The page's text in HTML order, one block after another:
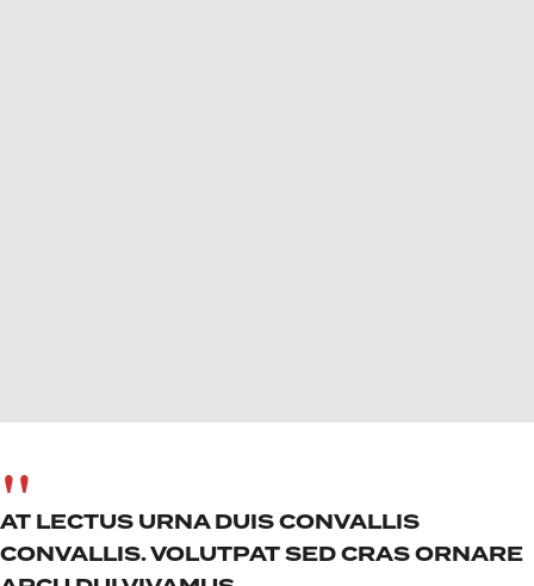
AT LECTUS URNA DUIS CONVALLIS
CONVALLIS. VOLUTPAT SED CRAS ORNARE